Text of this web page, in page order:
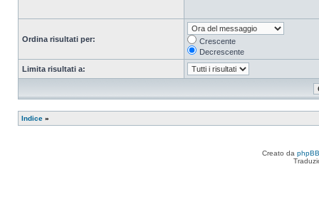
Ordina risultati per:
Crescente
Decrescente
Limita risultati a:
Indice »
Creato da phpBB